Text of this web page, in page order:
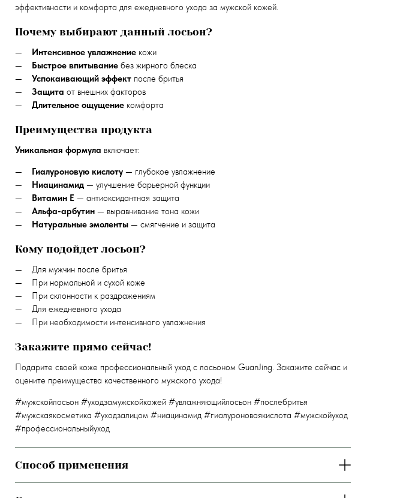
эффективности и комфорта для ежедневного ухода за мужской кожей.
Почему выбирают данный лосьон?
Интенсивное увлажнениекожи
Быстрое впитываниебез жирного блеска
Успокаивающий эффектпосле бритья
Защита от внешних факторов
Длительное ощущениекомфорта
Преимущества продукта
Уникальная формула включает:
Гиалуроновую кислоту— глубокое увлажнение
Ниацинамид— улучшение барьерной функции
Витамин Е— антиоксидантная защита
Альфа-арбутин— выравнивание тона кожи
Натуральные эмоленты— смягчение и защита
Кому подойдет лосьон?
Для мужчин после бритья
При нормальной и сухой коже
При склонности к раздражениям
Для ежедневного ухода
При необходимости интенсивного увлажнения
Закажите прямо сейчас!
Подарите своей коже профессиональный уход с лосьоном GuanJing. Закажите сейчас и
оцените преимущества качественного мужского ухода!
#мужскойлосьон #уходзамужскойкожей #увлажняющийлосьон #послебритья
#мужскаякосметика #уходзалицом #ниацинамид #гиалуроноваякислота #мужскойуход
#профессиональныйуход
Способ применения